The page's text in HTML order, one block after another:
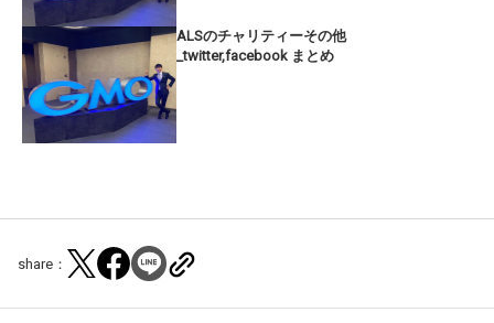
ALSのチャリティーその他
_twitter,facebook まとめ
share：